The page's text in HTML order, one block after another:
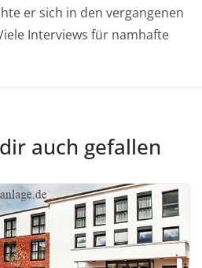
er sich in den vergangenen
Interviews für namhafte
auch gefallen